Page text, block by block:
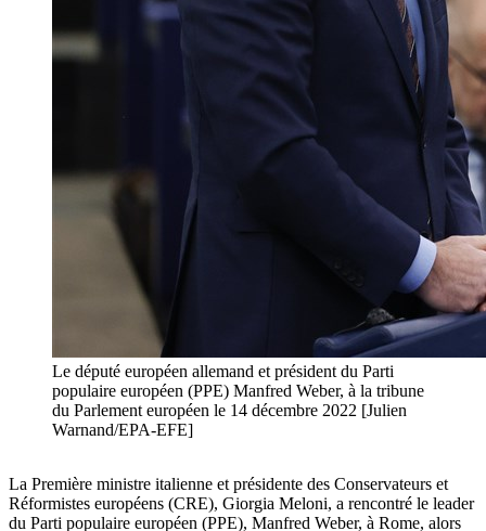
Le député européen allemand et président du Parti
populaire européen (PPE) Manfred Weber, à la tribune
du Parlement européen le 14 décembre 2022 [Julien
Warnand/EPA-EFE]
La Première ministre italienne et présidente des Conservateurs et
Réformistes européens (CRE), Giorgia Meloni, a rencontré le leader
du Parti populaire européen (PPE), Manfred Weber, à Rome, alors